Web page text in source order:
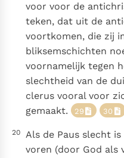
voor voor de
teken, dat uit de
voortkomen, die zij
bliksemschichten
voornamelijk tegen
slechtheid van de
clerus vooral voor
gemaakt. 29 30
20
Als de Paus slecht
voren (door God als